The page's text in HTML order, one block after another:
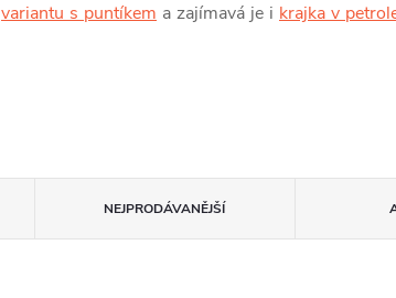
variantu s puntíkem a zajímavá je i krajka v
NEJPRODÁVANĚJŠÍ